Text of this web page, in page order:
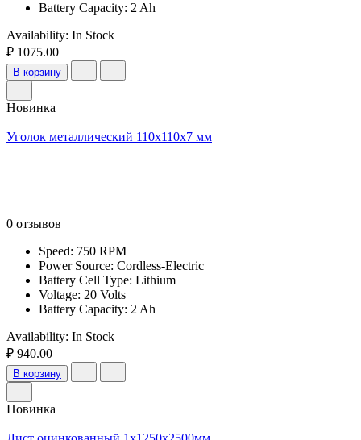
Battery Capacity: 2 Ah
Availability: In Stock
₽ 1075.00
В корзину
Новинка
Уголок металлический 110x110x7 мм
0 отзывов
Speed: 750 RPM
Power Source: Cordless-Electric
Battery Cell Type: Lithium
Voltage: 20 Volts
Battery Capacity: 2 Ah
Availability: In Stock
₽ 940.00
В корзину
Новинка